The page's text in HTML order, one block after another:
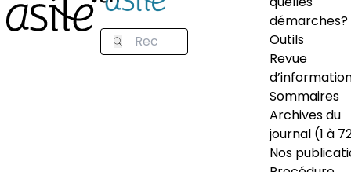
démarches?
Outils
Revue
Sommaires
Archives du
journal (1 à
Nos